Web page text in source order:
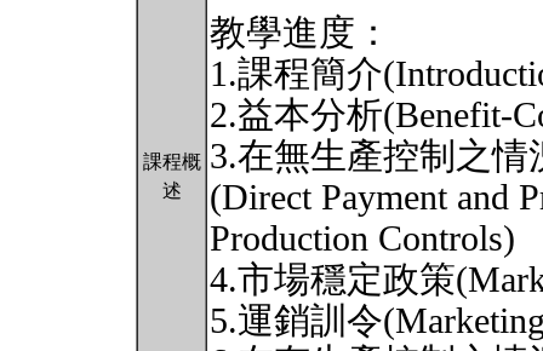
課程概
述
教學進度：
1.課程簡介
2.益本分析(Benefit-
3.在無生產控制之
(Direct Payment and
Production Controls)
4.市場穩定政策
5.運銷訓令